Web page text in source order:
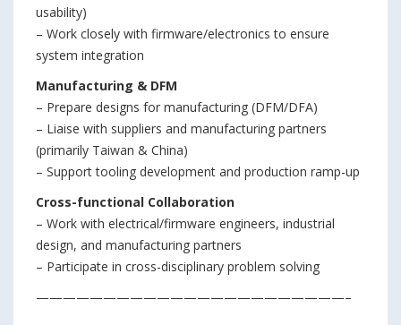
usability)
– Work closely with firmware/electronics to ensure
system integration
Manufacturing & DFM
– Prepare designs for manufacturing (DFM/DFA)
– Liaise with suppliers and manufacturing partners
(primarily Taiwan & China)
– Support tooling development and production ramp-up
Cross-functional Collaboration
– Work with electrical/firmware engineers, industrial
design, and manufacturing partners
– Participate in cross-disciplinary problem solving
———————————————————————–